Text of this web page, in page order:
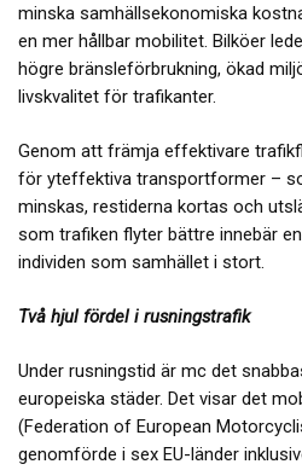
minska samhällsekonomiska
en mer hållbar mobilitet. Bilköer
högre bränsleförbrukning, ökad
livskvalitet för trafikanter.
Genom att främja effektivare
för yteffektiva transportformer –
minskas, restiderna kortas och
som trafiken flyter bättre innebär
individen som samhället i stort.
Två hjul fördel i rusningstrafik
Under rusningstid är mc det
europeiska städer. Det visar det
(Federation of European
genomförde i sex EU-länder